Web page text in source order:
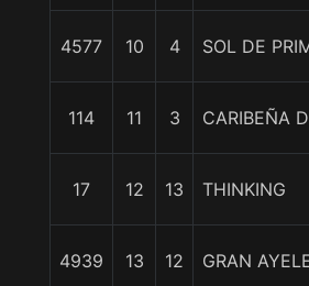
4577 10 4 SOL DE
114 11 3 CARIBEÑA
17 12 13 THINKING
4939 13 12 GRAN